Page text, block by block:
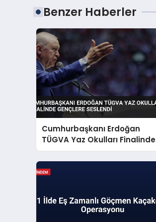
Benzer Haberler
Cumhurbaşkanı Erdoğan
TÜGVA Yaz Okulları Finalinde
Gençlere Seslendi